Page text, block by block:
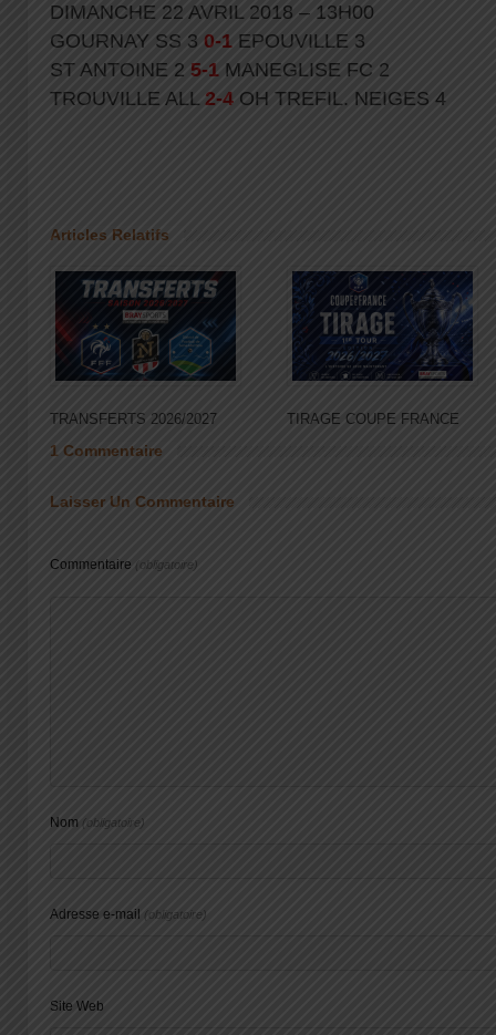
DIMANCHE 22 AVRIL 2018 – 13H00
GOURNAY SS 3 0-1 EPOUVILLE 3
ST ANTOINE 2 5-1 MANEGLISE FC 2
TROUVILLE ALL 2-4 OH TREFIL. NEIGES 4
Articles Relatifs
TRANSFERTS 2026/2027 TIRAGE COUPE FRANCE
1 Commentaire
Laisser Un Commentaire
Commentaire (obligatoire)
Nom (obligatoire)
Adresse e-mail (obligatoire)
Site Web